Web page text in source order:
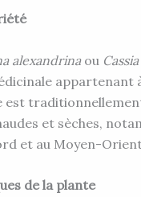
alexandrinaou
appartenant
est
et sèches,
et au Moyen-
de la plante